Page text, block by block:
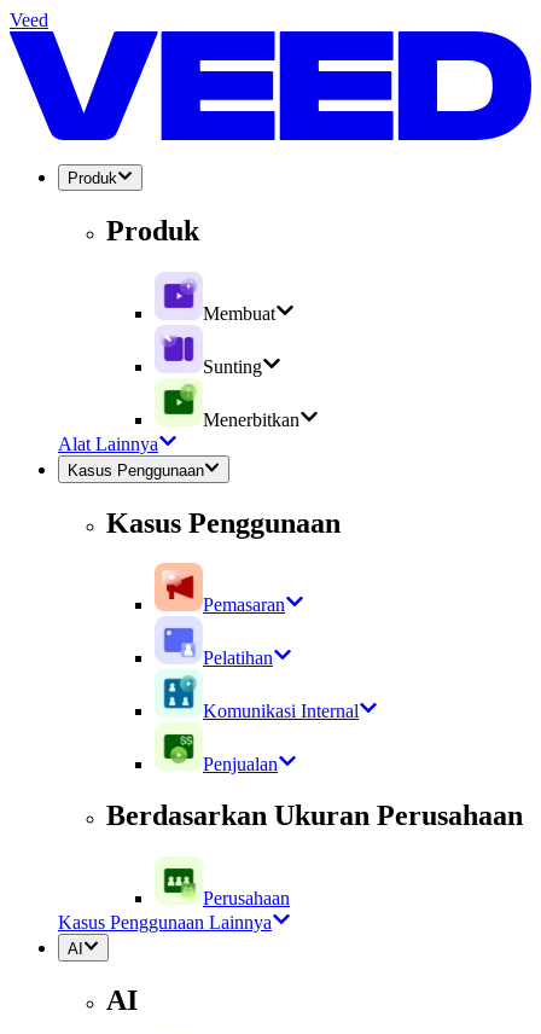
Veed
Produk
Produk
Membuat
Sunting
Menerbitkan
Alat Lainnya
Kasus Penggunaan
Kasus Penggunaan
Pemasaran
Pelatihan
Komunikasi Internal
Penjualan
Berdasarkan Ukuran Perusahaan
Perusahaan
Kasus Penggunaan Lainnya
AI
AI